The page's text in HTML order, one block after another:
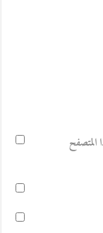
المتصفح